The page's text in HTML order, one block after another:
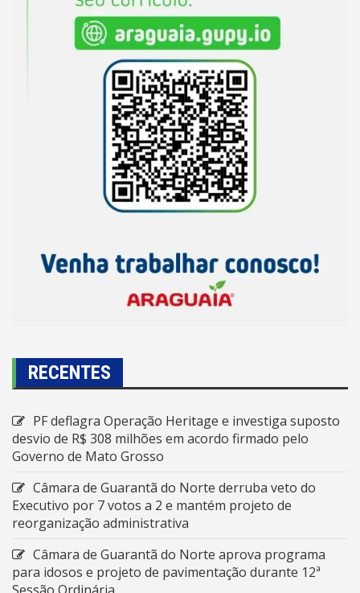
RECENTES
PF deflagra Operação Heritage e investiga suposto
desvio de R$ 308 milhões em acordo firmado pelo
Governo de Mato Grosso
Câmara de Guarantã do Norte derruba veto do
Executivo por 7 votos a 2 e mantém projeto de
reorganização administrativa
Câmara de Guarantã do Norte aprova programa
para idosos e projeto de pavimentação durante 12ª